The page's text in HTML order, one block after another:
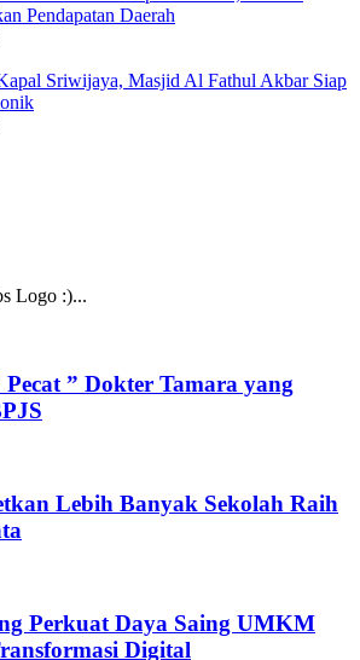
Pendapatan Daerah
Sriwijaya, Masjid Al Fathul Akbar Siap
Logo :)...
Pecat ” Dokter Tamara yang
Lebih Banyak Sekolah Raih
Perkuat Daya Saing UMKM
Digital